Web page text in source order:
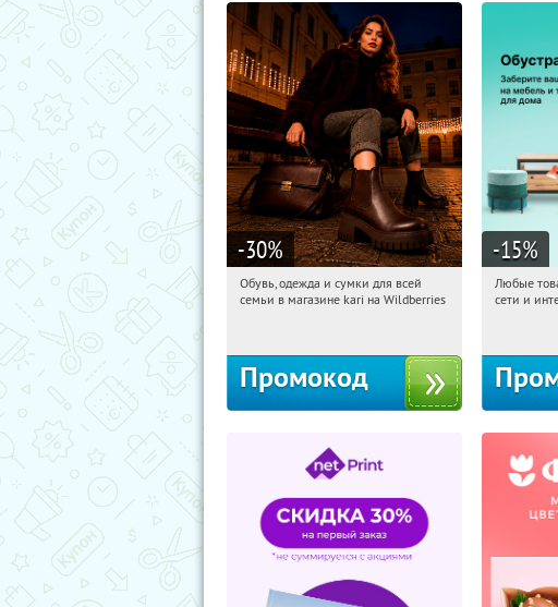
-30%
04:08:23 Получили:
Обувь, одежда и сумки для всей
семьи в магазине kari на Wildberries
Промокод
-15%
Любые
сети и